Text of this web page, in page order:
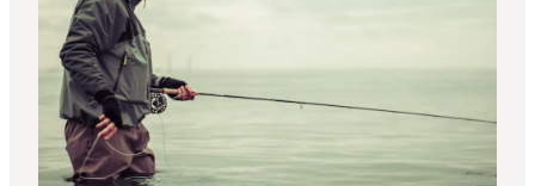
Quoi faire
Hébergements
Planifiez votre voyage